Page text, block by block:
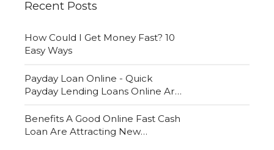
Recent Posts
How Could I Get Money Fast? 10
Easy Ways
Payday Loan Online - Quick
Payday Lending Loans Online Are
Benefits A Good Online Fast Cash
Loan Are Attracting New